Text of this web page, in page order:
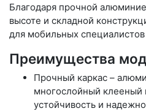
Благодаря прочной
высоте и складной
для мобильных специалистов
Преимущества
Прочный каркас –
многослойный
устойчивость и